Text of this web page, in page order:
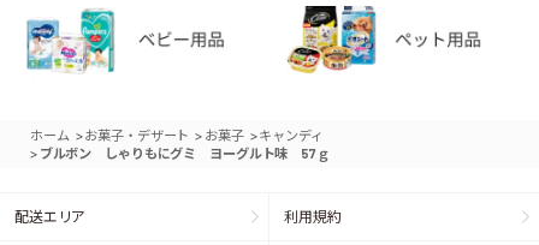
ホーム >お菓子・デザート > お菓子 >キャンディ
> ブルボン しゃりもにグミ ヨーグルト味 57ｇ
配送エリア 利用規約